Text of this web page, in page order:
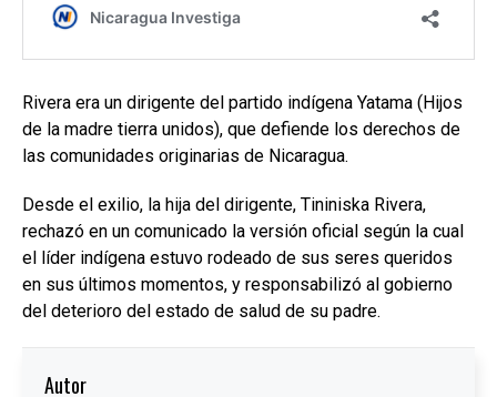
Rivera era un dirigente del partido indígena Yatama (Hijos
de la madre tierra unidos), que defiende los derechos de
las comunidades originarias de Nicaragua.
Desde el exilio, la hija del dirigente, Tininiska Rivera,
rechazó en un comunicado la versión oficial según la cual
el líder indígena estuvo rodeado de sus seres queridos
en sus últimos momentos, y responsabilizó al gobierno
del deterioro del estado de salud de su padre.
Autor